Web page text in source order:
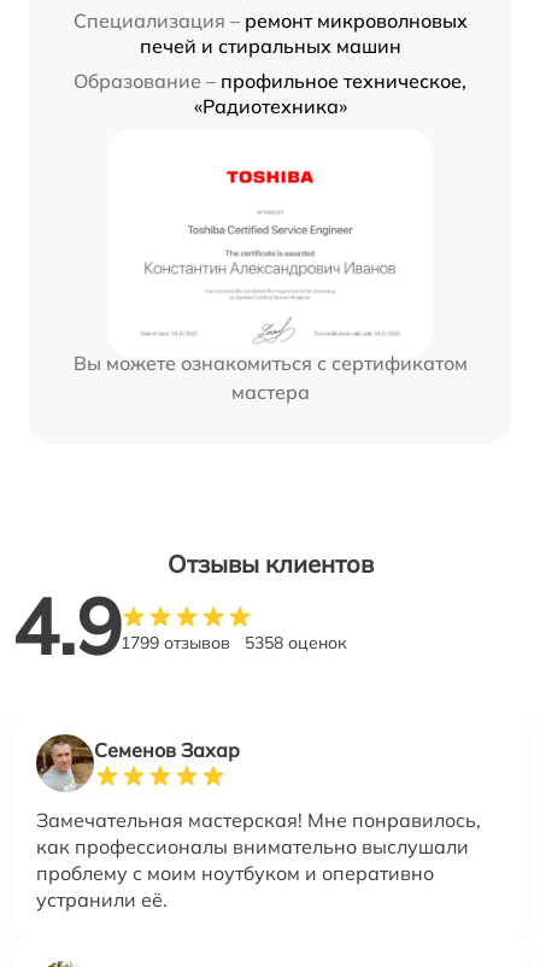
Специализация – ремонт микроволновых
печей и стиральных машин
Образование – профильное техническое,
«Радиотехника»
Вы можете ознакомиться с сертификатом
мастера
Отзывы клиентов
4.91799 отзывов 5358 оценок
Семенов Захар
Замечательная мастерская! Мне понравилось,
как профессионалы внимательно выслушали
проблему с моим ноутбуком и оперативно
устранили её.